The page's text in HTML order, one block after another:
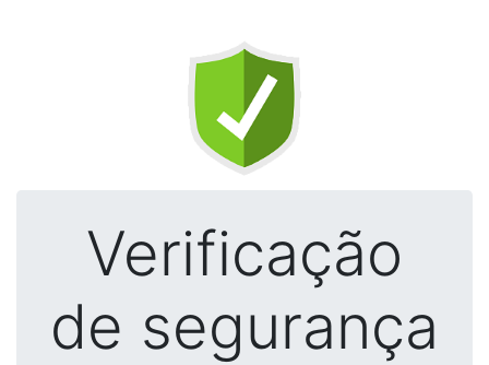
Verificação
de segurança